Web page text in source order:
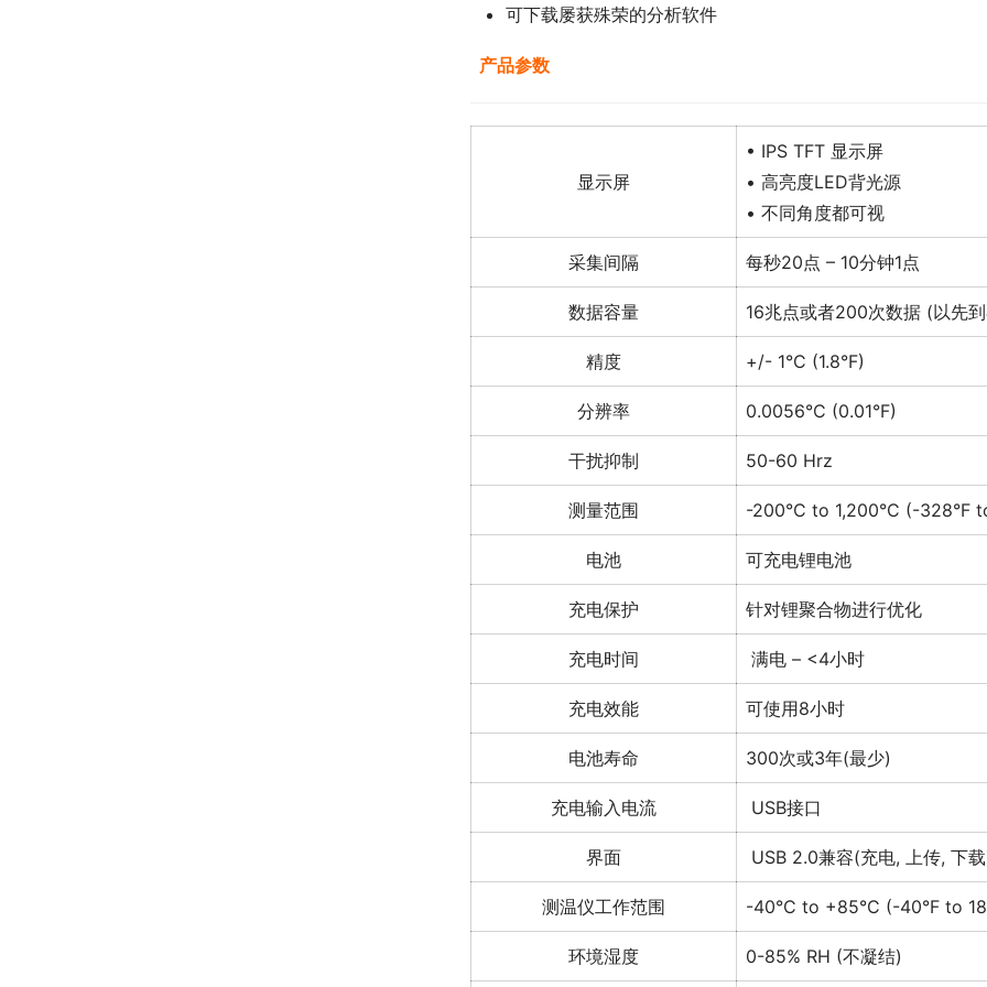
可下载屡获殊荣的分析软件
产品参数
显示屏
• IPS TFT 显示屏
• 高亮度LED背光源
• 不同角度都可视
采集间隔 每秒20点 – 10分钟1点
数据容量 16兆点或者200次数据 (以先
精度 +/- 1°C (1.8°F)
分辨率 0.0056°C (0.01°F)
干扰抑制 50-60 Hrz
测量范围 -200°C to 1,200°C (-328°F
电池 可充电锂电池
充电保护 针对锂聚合物进行优化
充电时间 满电 – <4小时
充电效能 可使用8小时
电池寿命 300次或3年(最少)
充电输入电流 USB接口
界面 USB 2.0兼容(充电, 上传, 下
测温仪工作范围 -40°C to +85°C (-40°F to
环境湿度 0-85% RH (不凝结)